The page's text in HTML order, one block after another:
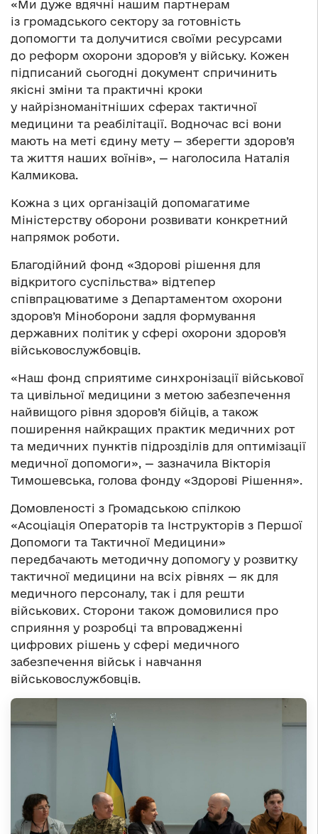
«Ми дуже вдячні нашим партнерам
із громадського сектору за готовність
допомогти та долучитися своїми ресурсами
до реформ охорони здоров’я у війську. Кожен
підписаний сьогодні документ спричинить
якісні зміни та практичні кроки
у найрізноманітніших сферах тактичної
медицини та реабілітації. Водночас всі вони
мають на меті єдину мету — зберегти здоров’я
та життя наших воїнів», — наголосила Наталія
Калмикова.
Кожна з цих організацій допомагатиме
Міністерству оборони розвивати конкретний
напрямок роботи.
Благодійний фонд «Здорові рішення для
відкритого суспільства» відтепер
співпрацюватиме з Департаментом охорони
здоров’я Міноборони задля формування
державних політик у сфері охорони здоров’я
військовослужбовців.
«Наш фонд сприятиме синхронізації військової
та цивільної медицини з метою забезпечення
найвищого рівня здоров’я бійців, а також
поширення найкращих практик медичних рот
та медичних пунктів підрозділів для оптимізації
медичної допомоги», — зазначила Вікторія
Тимошевська, голова фонду «Здорові Рішення».
Домовленості з Громадською спілкою
«Асоціація Операторів та Інструкторів з Першої
Допомоги та Тактичної Медицини»
передбачають методичну допомогу у розвитку
тактичної медицини на всіх рівнях — як для
медичного персоналу, так і для решти
військових. Сторони також домовилися про
сприяння у розробці та впровадженні
цифрових рішень у сфері медичного
забезпечення військ і навчання
військовослужбовців.